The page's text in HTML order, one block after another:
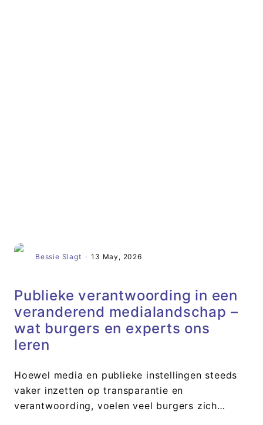
Bessie Slagt · 13 May, 2026
Publieke verantwoording in een
veranderend medialandschap –
wat burgers en experts ons
leren
Hoewel media en publieke instellingen steeds
vaker inzetten op transparantie en
verantwoording, voelen veel burgers zich…